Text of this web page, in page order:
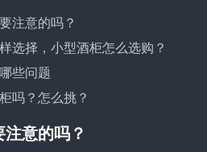
注意的吗？
选择，小型酒柜怎么选购？
些问题
吗？怎么挑？
意的吗？